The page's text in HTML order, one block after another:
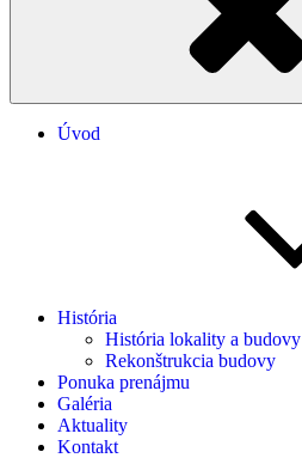
Úvod
História
História lokality a budovy
Rekonštrukcia budovy
Ponuka prenájmu
Galéria
Aktuality
Kontakt